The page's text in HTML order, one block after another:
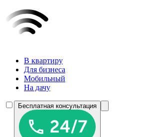
В квартиру
Для бизнеса
Мобильный
На дачу
Бесплатная консультация